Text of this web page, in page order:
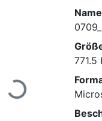
Lade...
771.5